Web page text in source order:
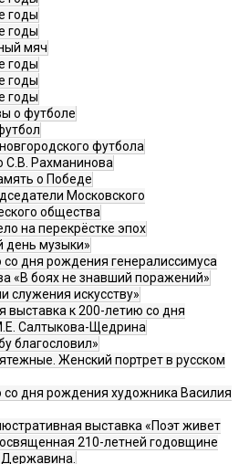
годы
годы
мяч
годы
годы
годы
о футболе
футбола
С.В. Рахманинова
о Победе
Московского
общества
на перекрёстке эпох
день музыки»
со дня рождения генералиссимуса
«В боях не знавший поражений»
служения искусству»
выставка к 200-летию со дня
Салтыкова-Щедрина
благословил»
Женский портрет в русском
со дня рождения художника Василия
выставка «Поэт живет
210-летней годовщине
Державина.